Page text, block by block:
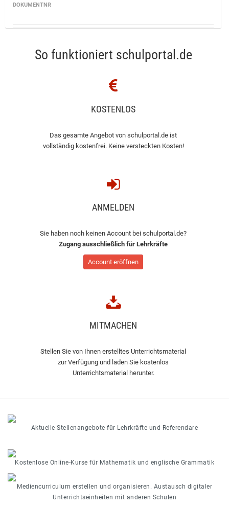
DOKUMENTNR
So funktioniert schulportal.de
KOSTENLOS
Das gesamte Angebot von schulportal.de ist
vollständig kostenfrei. Keine versteckten Kosten!
ANMELDEN
Sie haben noch keinen Account bei schulportal.de?
Zugang ausschließlich für Lehrkräfte
Account eröffnen
MITMACHEN
Stellen Sie von Ihnen erstelltes Unterrichtsmaterial
zur Verfügung und laden Sie kostenlos
Unterrichtsmaterial herunter.
Aktuelle Stellenangebote für Lehrkräfte und Referendare
Kostenlose Online-Kurse für Mathematik und englische Grammatik
Mediencurriculum erstellen und organisieren. Austausch digitaler
Unterrichtseinheiten mit anderen Schulen